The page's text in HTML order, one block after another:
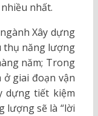
nhất.
Xây dựng
thụ năng lượng
năm; Trong
giai đoạn vận
dựng tiết kiệm
lượng sẽ là “lời